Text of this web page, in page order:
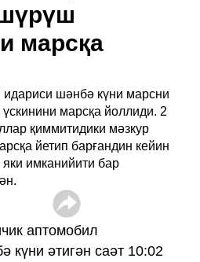
марсқа
шәнбә күни марсни
марсқа йоллиди. 2
қиммитидики мәзкур
йетип барғандин кейин
имканийити бар
аптомобил
күни әтигән саәт 10:02